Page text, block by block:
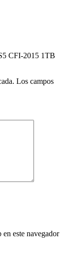
CFI-2015 1TB
Los campos
este navegador